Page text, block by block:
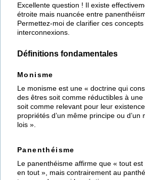
Excellente question ! Il existe
étroite mais nuancée entre
Permettez-moi de clarifier ces
interconnexions.
Définitions fondamentales
Monisme
Le monisme est une « doctrine qui
des êtres soit comme réductibles à
soit comme relevant pour leur
propriétés d’un même principe ou d’un
lois ».
Panenthéisme
Le panenthéisme affirme que « tout
en tout », mais contrairement au